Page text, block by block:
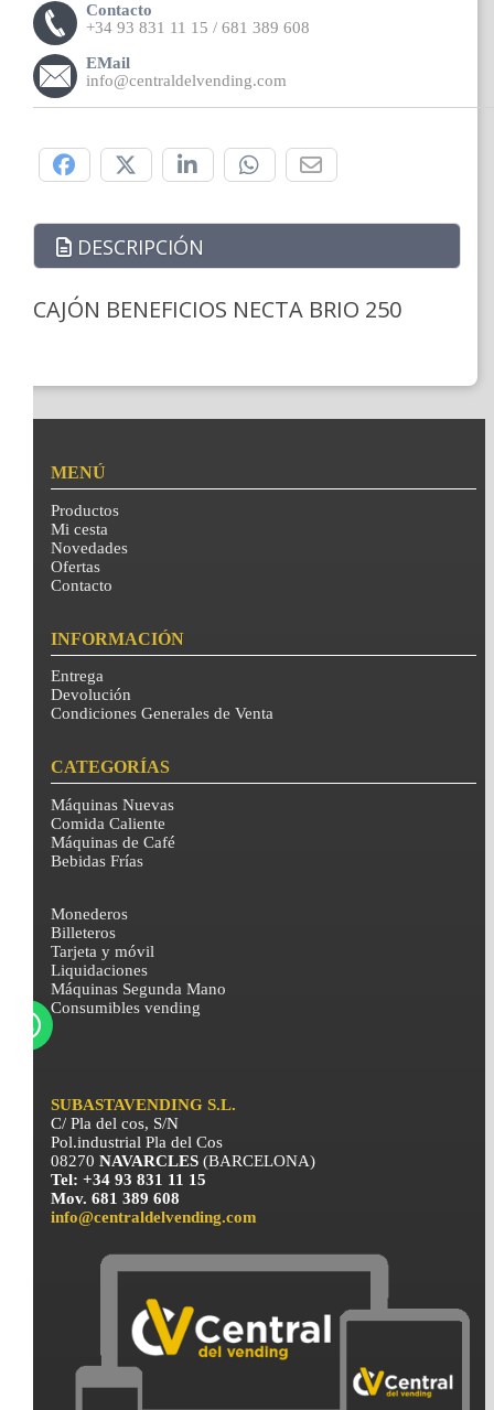
Contacto
+34 93 831 11 15 / 681 389 608
EMail
info@centraldelvending.com
DESCRIPCIÓN
CAJÓN BENEFICIOS NECTA BRIO 250
MENÚ
Productos
Mi cesta
Novedades
Ofertas
Contacto
INFORMACIÓN
Entrega
Devolución
Condiciones Generales de Venta
CATEGORÍAS
Máquinas Nuevas
Comida Caliente
Máquinas de Café
Bebidas Frías
Monederos
Billeteros
Tarjeta y móvil
Liquidaciones
Máquinas Segunda Mano
Consumibles vending
SUBASTAVENDING S.L.
C/ Pla del cos, S/N
Pol.industrial Pla del Cos
08270NAVARCLES(BARCELONA)
Tel: +34 93 831 11 15
Mov. 681 389 608
info@centraldelvending.com